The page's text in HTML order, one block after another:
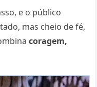
e o público
mas cheio de fé,
coragem,